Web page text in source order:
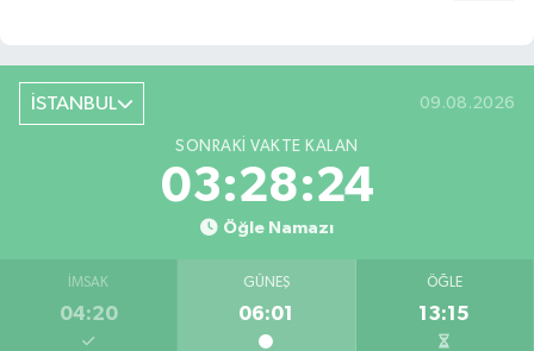
İSTANBUL 09.08.2026
SONRAKI VAKTE KALAN
03:28:23
Öğle Namazı
İMSAK
04:20
GÜNEŞ
06:01
ÖĞLE
13:15